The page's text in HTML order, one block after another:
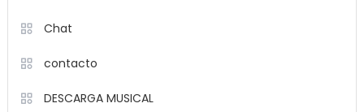
Chat
contacto
DESCARGA MUSICAL